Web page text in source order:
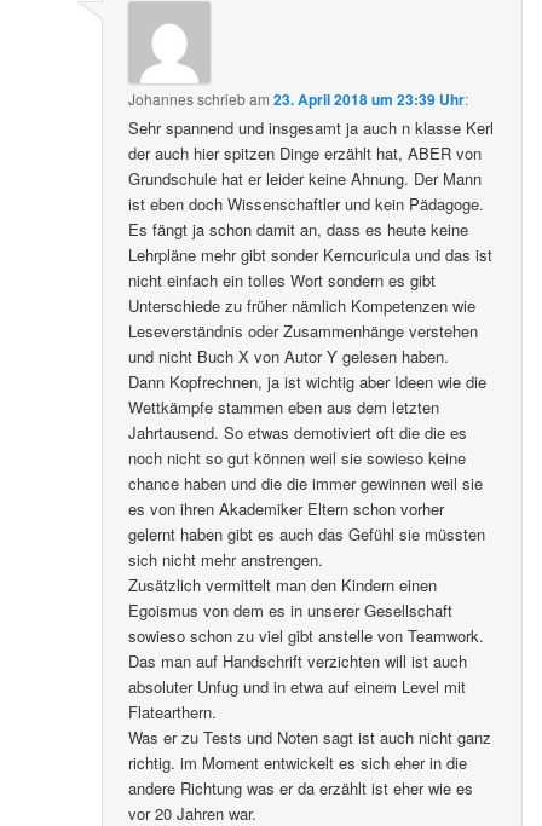
Johannesschriebam23. April 2018 um 23:39 Uhr:
Sehr spannend und insgesamt ja auch n klasse Kerl
der auch hier spitzen Dinge erzählt hat, ABER von
Grundschule hat er leider keine Ahnung. Der Mann
ist eben doch Wissenschaftler und kein Pädagoge.
Es fängt ja schon damit an, dass es heute keine
Lehrpläne mehr gibt sonder Kerncuricula und das ist
nicht einfach ein tolles Wort sondern es gibt
Unterschiede zu früher nämlich Kompetenzen wie
Leseverständnis oder Zusammenhänge verstehen
und nicht Buch X von Autor Y gelesen haben.
Dann Kopfrechnen, ja ist wichtig aber Ideen wie die
Wettkämpfe stammen eben aus dem letzten
Jahrtausend. So etwas demotiviert oft die die es
noch nicht so gut können weil sie sowieso keine
chance haben und die die immer gewinnen weil sie
es von ihren Akademiker Eltern schon vorher
gelernt haben gibt es auch das Gefühl sie müssten
sich nicht mehr anstrengen.
Zusätzlich vermittelt man den Kindern einen
Egoismus von dem es in unserer Gesellschaft
sowieso schon zu viel gibt anstelle von Teamwork.
Das man auf Handschrift verzichten will ist auch
absoluter Unfug und in etwa auf einem Level mit
Flatearthern.
Was er zu Tests und Noten sagt ist auch nicht ganz
richtig. im Moment entwickelt es sich eher in die
andere Richtung was er da erzählt ist eher wie es
vor 20 Jahren war.